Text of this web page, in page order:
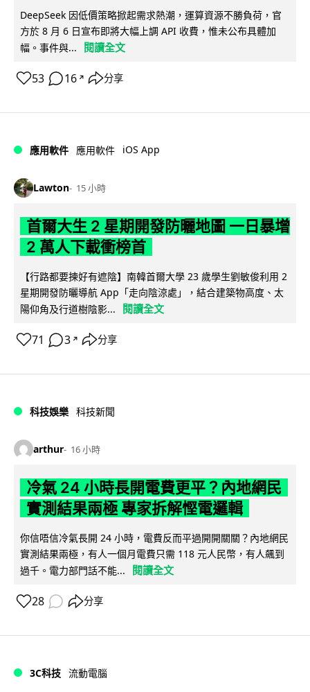
DeepSeek 因低價策略掀起需求熱潮，運算資源不勝負荷，官
方於 8 月 6 日宣布即將大幅上調 API 收費，惟未公布具體加
幅。事件與...
閱讀全文
53 16 ↗ 分享
應用軟件 應用軟件 iOS App
Lawton 15 小時
首爾大生 2 星期開發防曬地圖 一日暴增
2 萬人下載衝榜首
【行路都要揀好有遮陰】南韓首爾大學 23 歲學生劉敏俊利用 2
星期開發防曬導航 App「走向陰涼處」，結合建築物高度、太
陽仰角及行道樹陰影...
閱讀全文
71 3 ↗ 分享
科技娛樂 科技新聞
arthur 16 小時
冷氣 24 小時長開電費更平？內地網民
實測結果兩極 專家拆解慳電邏輯
你信唔信冷氣長開 24 小時，電費反而平過開開關關？內地網民
實測結果兩極，有人一個月電費只需 118 元人民幣，有人飆到
過千。電力部門話不能...
閱讀全文
28 分享
3C科技 流動電腦